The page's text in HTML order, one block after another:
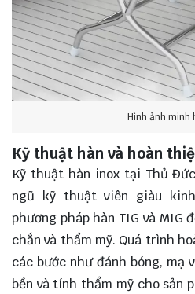
Hình ảnh minh
Kỹ thuật hàn và hoàn
Kỹ thuật hàn inox tại Thủ
ngũ kỹ thuật viên giàu
phương pháp hàn TIG và MIG
chắn và thẩm mỹ. Quá trình
các bước như đánh bóng, mạ
bền và tính thẩm mỹ cho sản